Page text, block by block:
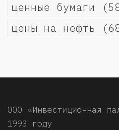
ценные бумаги
цены на нефть
ООО «Инвестиционная
1993 году